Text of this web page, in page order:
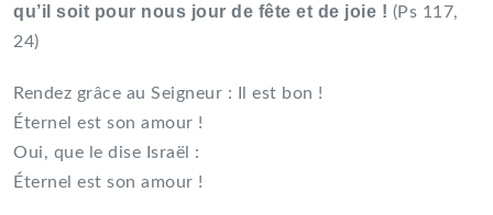
qu’il soit pour nous jour de fête et de joie ! (Ps 117,
24)
Rendez grâce au Seigneur : Il est bon !
Éternel est son amour !
Oui, que le dise Israël :
Éternel est son amour !